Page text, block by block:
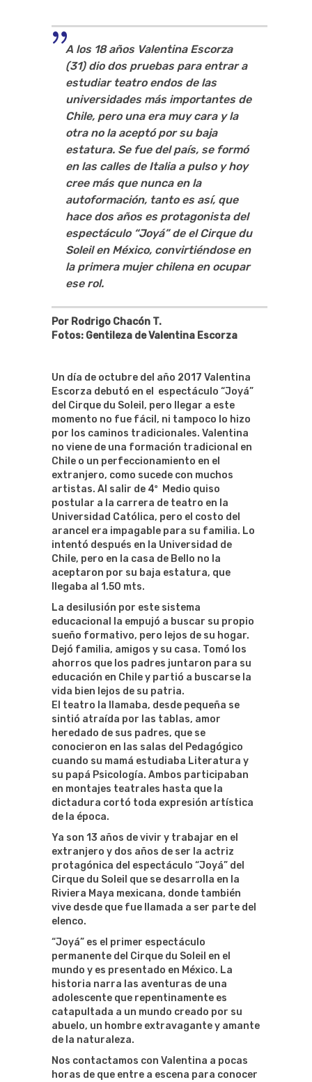
A los 18 años Valentina Escorza
(31) dio dos pruebas para entrar a
estudiar teatro endos de las
universidades más importantes de
Chile, pero una era muy cara y la
otra no la aceptó por su baja
estatura. Se fue del país, se formó
en las calles de Italia a pulso y hoy
cree más que nunca en la
autoformación, tanto es así, que
hace dos años es protagonista del
espectáculo “Joyá” de el Cirque du
Soleil en México, convirtiéndose en
la primera mujer chilena en ocupar
ese rol.
Por Rodrigo Chacón T.
Fotos: Gentileza de Valentina Escorza
Un día de octubre del año 2017 Valentina
Escorza debutó en el espectáculo “Joyá”
del Cirque du Soleil, pero llegar a este
momento no fue fácil, ni tampoco lo hizo
por los caminos tradicionales. Valentina
no viene de una formación tradicional en
Chile o un perfeccionamiento en el
extranjero, como sucede con muchos
artistas. Al salir de 4º Medio quiso
postular a la carrera de teatro en la
Universidad Católica, pero el costo del
arancel era impagable para su familia. Lo
intentó después en la Universidad de
Chile, pero en la casa de Bello no la
aceptaron por su baja estatura, que
llegaba al 1.50 mts.
La desilusión por este sistema
educacional la empujó a buscar su propio
sueño formativo, pero lejos de su hogar.
Dejó familia, amigos y su casa. Tomó los
ahorros que los padres juntaron para su
educación en Chile y partió a buscarse la
vida bien lejos de su patria.
El teatro la llamaba, desde pequeña se
sintió atraída por las tablas, amor
heredado de sus padres, que se
conocieron en las salas del Pedagógico
cuando su mamá estudiaba Literatura y
su papá Psicología. Ambos participaban
en montajes teatrales hasta que la
dictadura cortó toda expresión artística
de la época.
Ya son 13 años de vivir y trabajar en el
extranjero y dos años de ser la actriz
protagónica del espectáculo “Joyá” del
Cirque du Soleil que se desarrolla en la
Riviera Maya mexicana, donde también
vive desde que fue llamada a ser parte del
elenco.
“Joyá” es el primer espectáculo
permanente del Cirque du Soleil en el
mundo y es presentado en México. La
historia narra las aventuras de una
adolescente que repentinamente es
catapultada a un mundo creado por su
abuelo, un hombre extravagante y amante
de la naturaleza.
Nos contactamos con Valentina a pocas
horas de que entre a escena para conocer